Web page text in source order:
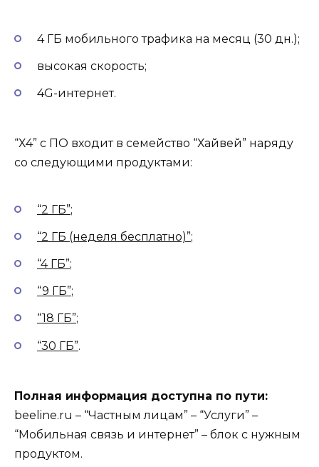
4 ГБ мобильного трафика на месяц (30 дн.);
высокая скорость;
4G-интернет.
“Х4” с ПО входит в семейство “Хайвей” наряду
со следующими продуктами:
“2 ГБ”;
“2 ГБ (неделя бесплатно)”;
“4 ГБ”;
“9 ГБ”;
“18 ГБ”;
“30 ГБ”.
Полная информация доступна по пути:
beeline.ru – “Частным лицам” – “Услуги” –
“Мобильная связь и интернет” – блок с нужным
продуктом.